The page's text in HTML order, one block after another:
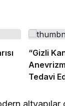
“Gizli
Tedavi